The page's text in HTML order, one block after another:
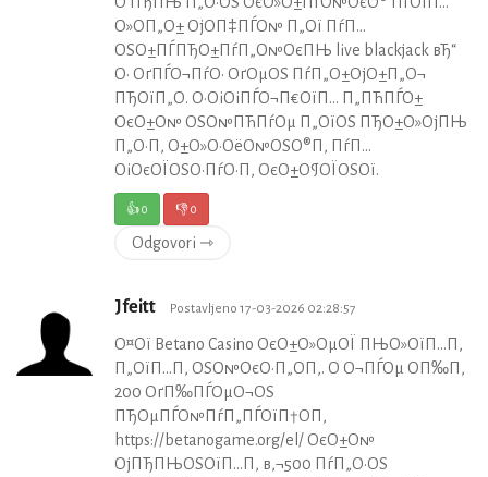
О»О­П„О± ОјО­П‡ПЃО№ П„Ої ПѓП…
ОЅО±ПЃПЂО±ПѓП„О№ОєПЊ live blackjack вЂ“
О· ОґПЃО¬ПѓО· ОґОµОЅ ПѓП„О±ОјО±П„О¬
ПЂОїП„О­. О•ОіОіПЃО¬П€ОїП… П„ПЋПЃО±
ОєО±О№ ОЅО№ПЋПѓОµ П„ОїОЅ ПЂО±О»ОјПЊ
П„О·П‚ О±О»О·ОёО№ОЅО®П‚ ПѓП…
ОіОєОЇОЅО·ПѓО·П‚ ОєО±О¶ОЇОЅОї.
👍0 👎0
Odgovori ⇾
Jfeitt Postavljeno 17-03-2026 02:28:57
О¤Ої Betano Casino ОєО±О»ОµОЇ ПЊО»ОїП…П‚
П„ОїП…П‚ ОЅО№ОєО·П„О­П‚. О О¬ПЃОµ О­П‰П‚
200 ОґП‰ПЃОµО¬ОЅ
ПЂОµПЃО№ПѓП„ПЃОїП†О­П‚
https://betanogame.org/el/ ОєО±О№
ОјПЂПЊОЅОїП…П‚ в‚¬500 ПѓП„О·ОЅ